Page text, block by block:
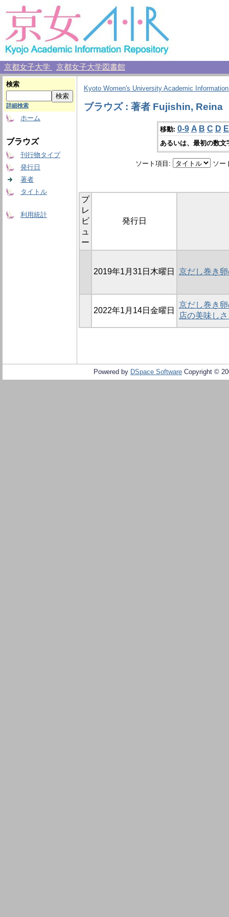
京都女子大学 京都女子大学図書館
検索
詳細検索
ホーム
ブラウズ
刊行物タイプ
発行日
著者
タイトル
利用統計
Kyoto Women's University Academic
ブラウズ : 著者 Fujishin, Reina
移動: 0-9 A B C D E
あるいは、最初の数
ソート項目: ソー
プ
レ
ビ
ュ
ー
発行日
2019年1月31日木曜日 京だし巻き
2022年1月14日金曜日
京だし巻き
店の美味し
Powered by DSpace Software Copyright ©